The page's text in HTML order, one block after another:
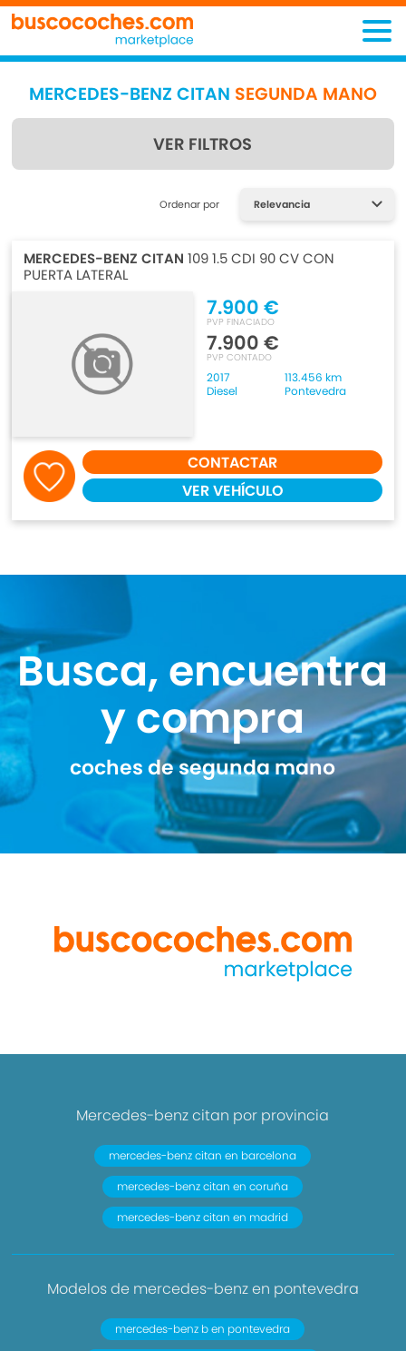
MERCEDES-BENZ CITAN SEGUNDA MANO
VER FILTROS
Encuentra lo que estás
Ordenar por
MERCEDES-BENZ CITAN 109 1.5 CDI 90 CV CON
PUERTA LATERAL
7.900 €
PVP FINACIADO
7.900 €
PVP CONTADO
2017
113.456 km
Diesel
Pontevedra
CONTACTAR
VER VEHÍCULO
Busca, encuentra
y compra
coches de segunda mano
Mercedes-benz citan por provincia
mercedes-benz citan en barcelona
mercedes-benz citan en coruña
mercedes-benz citan en madrid
Modelos de mercedes-benz en pontevedra
mercedes-benz b en pontevedra